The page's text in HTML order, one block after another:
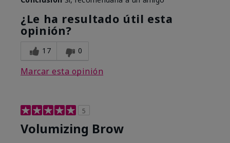
¿Le ha resultado útil esta
opinión?
17 0
Marcar esta opinión
5
Volumizing Brow